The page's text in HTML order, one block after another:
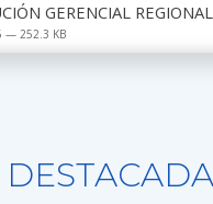
GERENCIAL
— 252.3 KB